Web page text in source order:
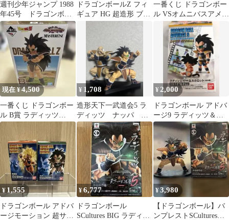
週刊少年ジャンプ 1988
年45号 ドラゴンボー
ル/ラディッツ&スカウ
ター初登場
ドラゴンボールZ フィ
ギュア HG 超造形 ブル
マのカプセルNo.9バイ
一番くじ ドラゴンボー
ル VSオムニバスアメイ
ジング A賞、B賞セット
現在 ¥4,500
一番くじ ドラゴンボー
ル B賞 ラディッツ
MASTERLISE
¥ 1,708
造形天下一武道会5 ラ
ディッツ ナッパ 専
用台座 ※台座のみ
¥ 2,000
ドラゴンボール アドバ
ージ9 ラディッツ＆カ
カロット
¥ 1,555
ドラゴンボール アドバ
ージモーション 超サイ
¥6,777
ドラゴンボール
SCultures BIG ラディッ
¥3,980
【ドラゴンボール】バ
ンプレストSCultures